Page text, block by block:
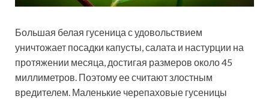
Большая белая гусеница с удовольствием
уничтожает посадки капусты, салата и настурции на
протяжении месяца, достигая размеров около 45
миллиметров. Поэтому ее считают злостным
вредителем. Маленькие черепаховые гусеницы